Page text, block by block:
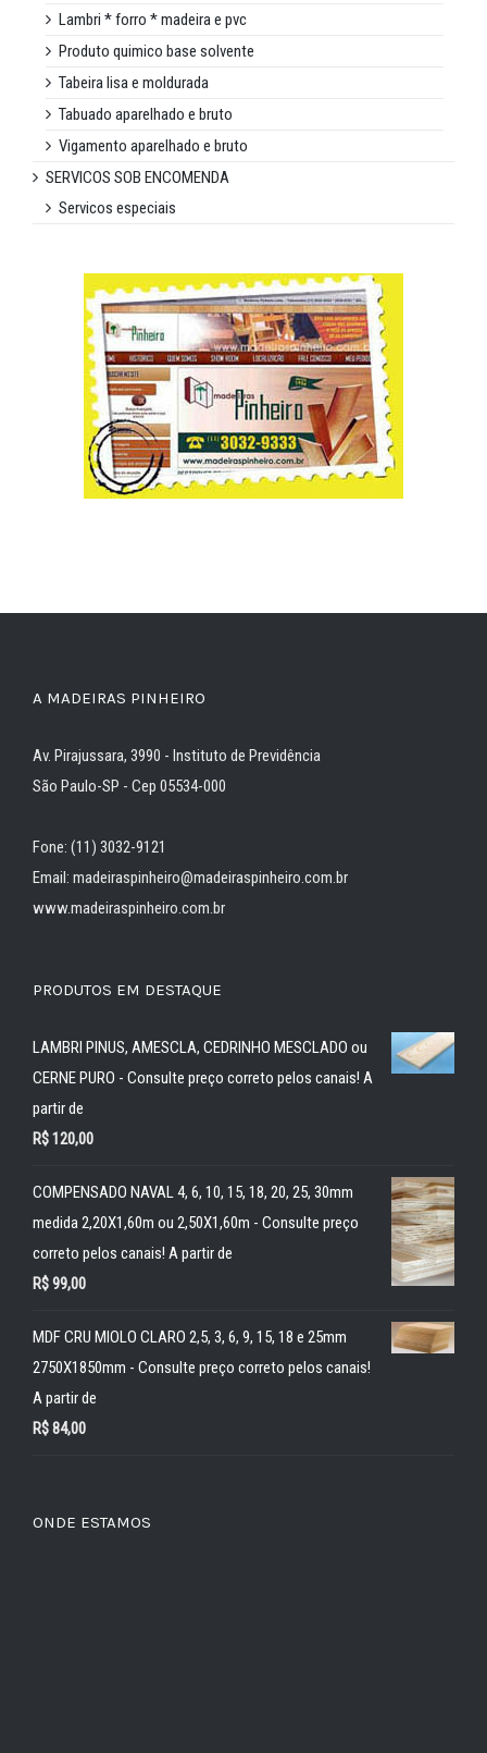
Lambri * forro * madeira e pvc
Produto quimico base solvente
Tabeira lisa e moldurada
Tabuado aparelhado e bruto
Vigamento aparelhado e bruto
SERVICOS SOB ENCOMENDA
Servicos especiais
A MADEIRAS PINHEIRO
Av. Pirajussara, 3990 - Instituto de Previdência
São Paulo-SP - Cep 05534-000
Fone: (11) 3032-9121
Email: madeiraspinheiro@madeiraspinheiro.com.br
www.madeiraspinheiro.com.br
PRODUTOS EM DESTAQUE
LAMBRI PINUS, AMESCLA, CEDRINHO MESCLADO ou
CERNE PURO - Consulte preço correto pelos canais! A
partir de
R$120,00
COMPENSADO NAVAL 4, 6, 10, 15, 18, 20, 25, 30mm
medida 2,20X1,60m ou 2,50X1,60m - Consulte preço
correto pelos canais! A partir de
R$99,00
MDF CRU MIOLO CLARO 2,5, 3, 6, 9, 15, 18 e 25mm
2750X1850mm - Consulte preço correto pelos canais!
A partir de
R$84,00
ONDE ESTAMOS